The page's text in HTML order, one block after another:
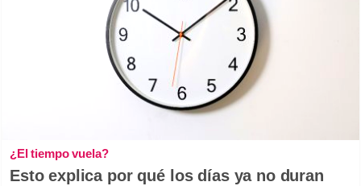
¿El tiempo vuela?
Esto explica por qué los días ya no duran